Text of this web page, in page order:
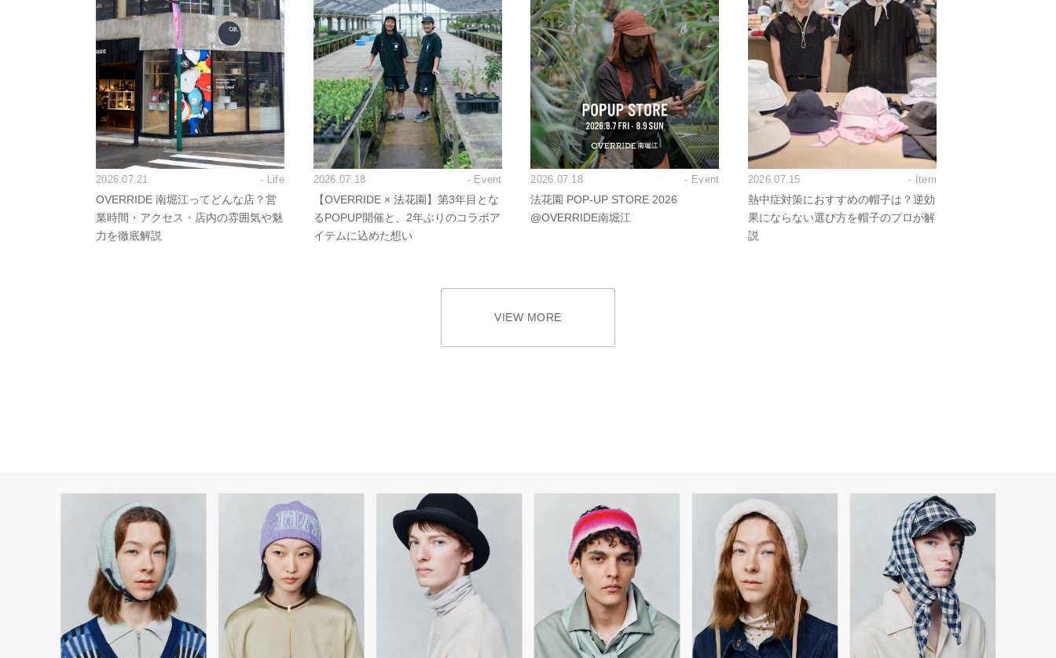
2026.07.21 - Life
OVERRIDE 南堀江ってどんな店？営
業時間・アクセス・店内の雰囲気や魅
力を徹底解説
2026.07.18 - Event
【OVERRIDE × 法花園】第3年目とな
るPOPUP開催と、2年ぶりのコラボア
イテムに込めた想い
2026.07.18 - Event
法花園 POP-UP STORE 2026
@OVERRIDE南堀江
2026.07.15 - Item
熱中症対策におすすめの帽子は？逆効
果にならない選び方を帽子のプロが解
説
VIEW MORE